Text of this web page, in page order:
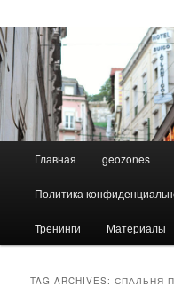
Skip
to
primary
content
Skip
to
secondary
content
Главная geozones
Политика
Тренинги Материалы
TAG ARCHIVES:СПАЛЬНЯ